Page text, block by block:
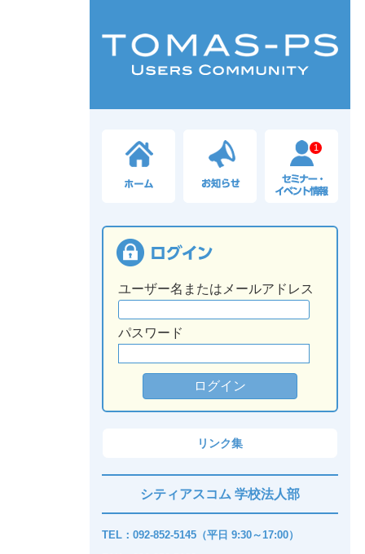
1
ユーザー名またはメールアドレス
パスワード
リンク集
シティアスコム 学校法人部
TEL：092-852-5145（平日 9:30～17:00）